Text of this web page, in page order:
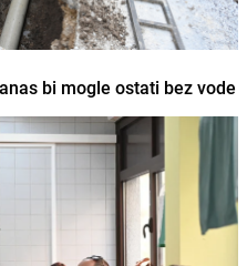
bi mogle ostati bez vode